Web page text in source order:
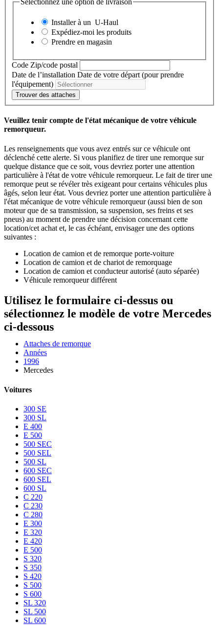
Sélectionnez une option de livraison
Installer à un U-Haul
Expédiez-moi les produits
Prendre en magasin
Code Zip/code postal
Date de l’installation Date de votre départ (pour prendre
l'équipement)
Trouver des attaches
Veuillez tenir compte de l'état mécanique de votre véhicule
remorqueur.
Les renseignements que vous avez entrés sur ce véhicule ont
déclenché cette alerte. Si vous planifiez de tirer une remorque sur
quelque distance que ce soit, vous devriez porter une attention
particulière à l'état de votre véhicule remorqueur. Le fait de tirer une
remorque peut se révéler très exigeant pour certains véhicules plus
âgés, selon leur état. Vous devriez porter une attention particulière à
l'état mécanique de votre véhicule remorqueur (aussi bien de son
moteur que de sa transmission, sa suspension, ses freins et ses
pneus) au moment de prendre une décision concernant cette
location/cet achat et, le cas échéant, envisager une des options
suivantes :
Location de camion et de remorque porte-voiture
Location de camion et de chariot de remorquage
Location de camion et conducteur autorisé (auto séparée)
Véhicule remorqueur différent
Utilisez le formulaire ci-dessus ou
sélectionnez le modèle de votre Mercedes
ci-dessous
Attaches de remorque
Années
1996
Mercedes
Voitures
300 SE
300 SL
E 400
E 500
500 SEC
500 SEL
500 SL
600 SEC
600 SEL
600 SL
C 220
C 230
C 280
E 300
E 320
E 420
E 500
S 320
S 350
S 420
S 500
S 600
SL 320
SL 500
SL 600